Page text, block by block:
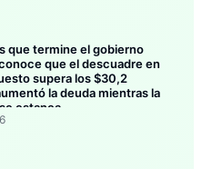
que termine el gobierno
que el descuadre en
supera los $30,2
la deuda mientras la
estanca